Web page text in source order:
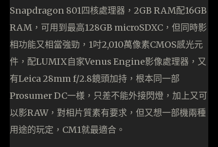
Snapdragon 801四核處理器，2GB RAM配16GB
RAM，可用到最高128GB microSDXC，但同時影
相功能又相當強勁，1吋2,010萬像素CMOS感光元
件，配LUMIX自家Venus Engine影像處理器，又
有Leica 28mm f/2.8鏡頭加持，根本同一部
Prosumer DC一様，只差不能外接閃燈，加上又可
以影RAW，對相片質素有要求，但又想一部機兩種
用途的玩定，CM1就最適合。